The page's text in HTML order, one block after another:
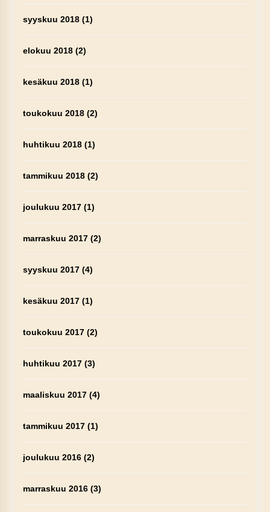
syyskuu 2018(1)
elokuu 2018(2)
kesäkuu 2018(1)
toukokuu 2018(2)
huhtikuu 2018(1)
tammikuu 2018(2)
joulukuu 2017(1)
marraskuu 2017(2)
syyskuu 2017(4)
kesäkuu 2017(1)
toukokuu 2017(2)
huhtikuu 2017(3)
maaliskuu 2017(4)
tammikuu 2017(1)
joulukuu 2016(2)
marraskuu 2016(3)